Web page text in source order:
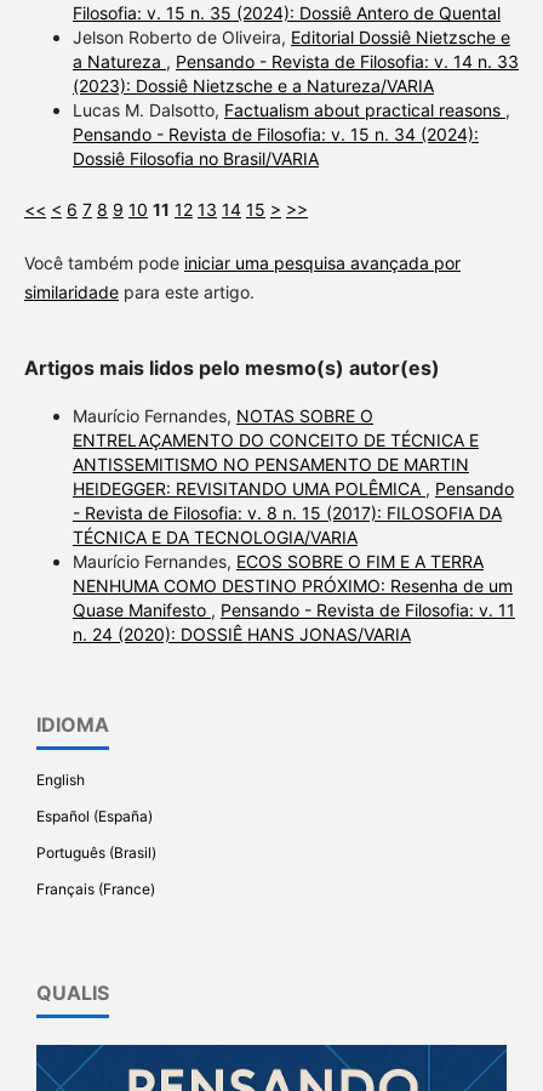
Filosofia: v. 15 n. 35 (2024): Dossiê Antero de Quental
Jelson Roberto de Oliveira, Editorial Dossiê Nietzsche e
a Natureza , Pensando - Revista de Filosofia: v. 14 n. 33
(2023): Dossiê Nietzsche e a Natureza/VARIA
Lucas M. Dalsotto, Factualism about practical reasons ,
Pensando - Revista de Filosofia: v. 15 n. 34 (2024):
Dossiê Filosofia no Brasil/VARIA
<< < 6 7 8 9 10 11 12 13 14 15 > >>
Você também pode iniciar uma pesquisa avançada por
similaridadepara este artigo.
Artigos mais lidos pelo mesmo(s) autor(es)
Maurício Fernandes, NOTAS SOBRE O
ENTRELAÇAMENTO DO CONCEITO DE TÉCNICA E
ANTISSEMITISMO NO PENSAMENTO DE MARTIN
HEIDEGGER: REVISITANDO UMA POLÊMICA , Pensando
- Revista de Filosofia: v. 8 n. 15 (2017): FILOSOFIA DA
TÉCNICA E DA TECNOLOGIA/VARIA
Maurício Fernandes, ECOS SOBRE O FIM E A TERRA
NENHUMA COMO DESTINO PRÓXIMO: Resenha de um
Quase Manifesto , Pensando - Revista de Filosofia: v. 11
n. 24 (2020): DOSSIÊ HANS JONAS/VARIA
IDIOMA
English
Español (España)
Português (Brasil)
Français (France)
QUALIS